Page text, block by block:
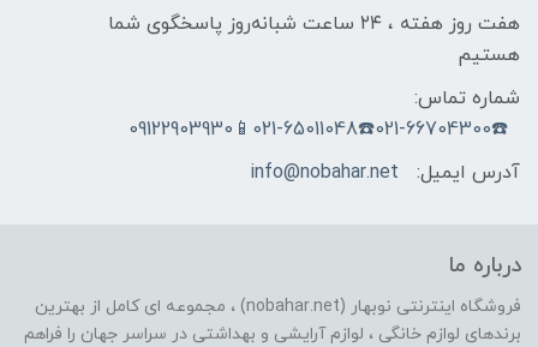
هفت روز هفته ، ۲۴ ساعت شبانه‌روز پاسخگوی شما
هستیم
شماره تماس:
☎️021-66704300☎️021-65011048📱09122903930
آدرس ایمیل:
info@nobahar.net
درباره ما
فروشگاه اینترنتی نوبهار (nobahar.net) ، مجموعه ای کامل از بهترین
برندهای لوازم خانگی ، لوازم آرایشی و بهداشتی در سراسر جهان را فراهم